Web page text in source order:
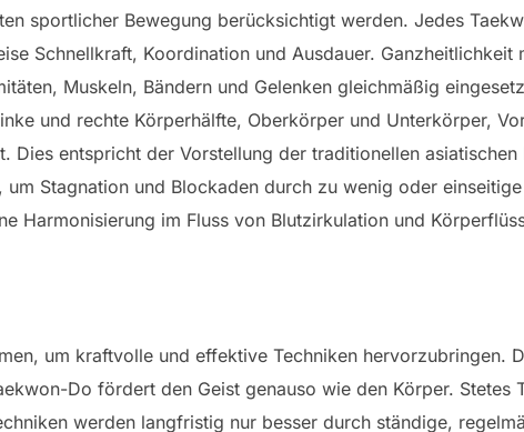
sportlicher Bewegung berücksichtigt werden. Jedes
Schnellkraft, Koordination und Ausdauer. Ganzheitlichkeit
Muskeln, Bändern und Gelenken gleichmäßig
und rechte Körperhälfte, Oberkörper und Unterkörper,
Dies entspricht der Vorstellung der traditionellen
Stagnation und Blockaden durch zu wenig oder
Harmonisierung im Fluss von Blutzirkulation und
um kraftvolle und effektive Techniken hervorzubringen.
Do fördert den Geist genauso wie den Körper.
werden langfristig nur besser durch ständige,